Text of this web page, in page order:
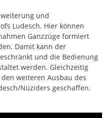
und
Ludesch. Hier können
Ganzzüge formiert
Damit kann der
und die Bedienung
werden. Gleichzeitig
weiteren Ausbau des
Nüziders geschaffen.